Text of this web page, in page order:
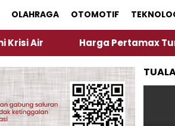
OLAHRAGA OTOMOTIF
Harga Pertamax Turun Per